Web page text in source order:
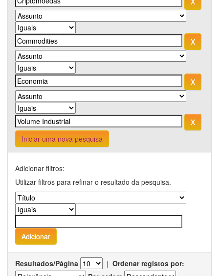
Iniciar uma nova pesquisa
Adicionar filtros:
Utilizar filtros para refinar o resultado da pesquisa.
Resultados/Página | Ordenar registos por: